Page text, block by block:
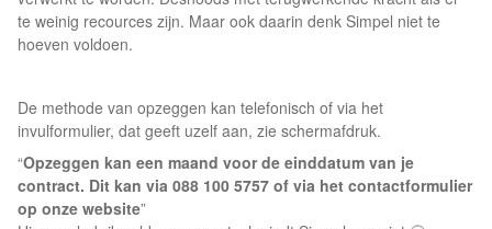
te weinig recources zijn. Maar ook daarin denk Simpel niet te
hoeven voldoen.
De methode van opzeggen kan telefonisch of via het
invulformulier, dat geeft uzelf aan, zie schermafdruk.
“Opzeggen kan een maand voor de einddatum van je
contract. Dit kan via 088 100 5757 of via het contactformulier
op onze website”